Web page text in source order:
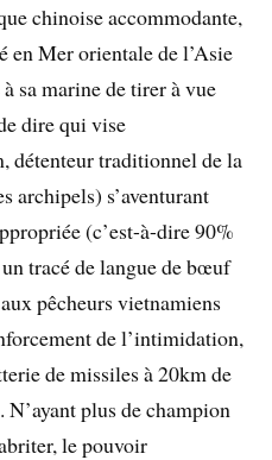
chinoise accommodante,
en Mer orientale de l’Asie
sa marine de tirer à vue
dire qui vise
détenteur traditionnel de la
archipels) s’aventurant
(c’est-à-dire 90%
tracé de langue de bœuf
pêcheurs vietnamiens
de l’intimidation,
de missiles à 20km de
plus de champion
le pouvoir